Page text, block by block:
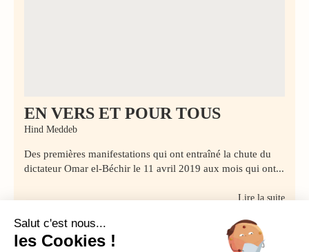
EN VERS ET POUR TOUS
Hind Meddeb
Des premières manifestations qui ont entraîné la chute du
dictateur Omar el-Béchir le 11 avril 2019 aux mois qui ont...
Lire la suite